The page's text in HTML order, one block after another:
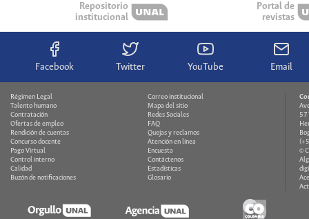
Repositorio
institucional
Portal de
revistas
Facebook Twitter YouTube Email
Régimen Legal
Talento humano
Contratación
Ofertas de empleo
Rendición de cuentas
Concurso docente
Pago Virtual
Control interno
Calidad
Buzón de notificaciones
Correo institucional
Mapa del sitio
Redes Sociales
FAQ
Quejas y reclamos
Atención en línea
Encuesta
Contáctenos
Estadísticas
Glosario
©